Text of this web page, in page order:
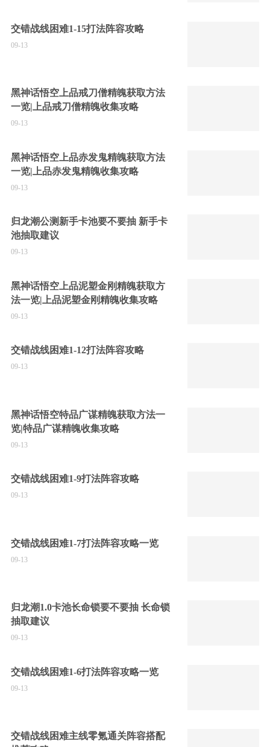
交错战线困难1-15打法阵容攻略
09-13
黑神话悟空上品戒刀僧精魄获取方法
一览|上品戒刀僧精魄收集攻略
09-13
黑神话悟空上品赤发鬼精魄获取方法
一览|上品赤发鬼精魄收集攻略
09-13
归龙潮公测新手卡池要不要抽 新手卡
池抽取建议
09-13
黑神话悟空上品泥塑金刚精魄获取方
法一览|上品泥塑金刚精魄收集攻略
09-13
交错战线困难1-12打法阵容攻略
09-13
黑神话悟空特品广谋精魄获取方法一
览|特品广谋精魄收集攻略
09-13
交错战线困难1-9打法阵容攻略
09-13
交错战线困难1-7打法阵容攻略一览
09-13
归龙潮1.0卡池长命锁要不要抽 长命锁
抽取建议
09-13
交错战线困难1-6打法阵容攻略一览
09-13
交错战线困难主线零氪通关阵容搭配